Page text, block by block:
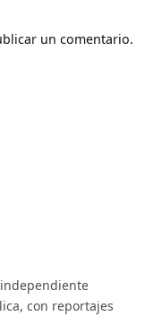
un comentario.
con reportajes